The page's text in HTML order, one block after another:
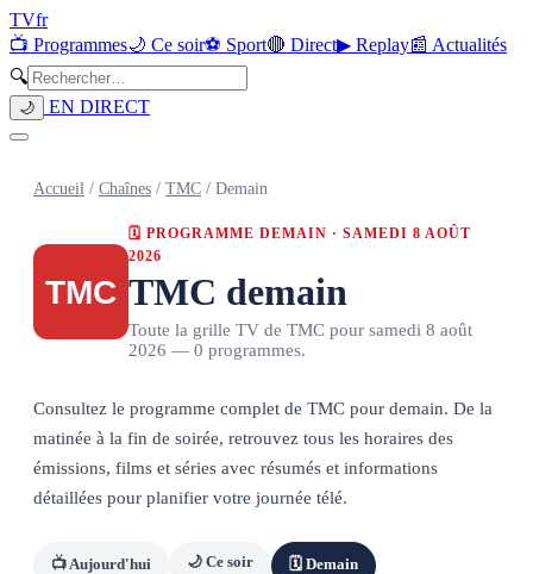
TVfr
📺 Programmes🌙 Ce soir⚽ Sport🔴 Direct▶ Replay📰 Actualités
🔍
🌙 EN DIRECT
Accueil / Chaînes / TMC / Demain
🗓 PROGRAMME DEMAIN · SAMEDI 8 AOÛT
2026
TMC demain
Toute la grille TV de TMC pour samedi 8 août
2026 — 0 programmes.
Consultez le programme complet de TMC pour demain. De la
matinée à la fin de soirée, retrouvez tous les horaires des
émissions, films et séries avec résumés et informations
détaillées pour planifier votre journée télé.
📺 Aujourd'hui 🌙 Ce soir 🗓 Demain